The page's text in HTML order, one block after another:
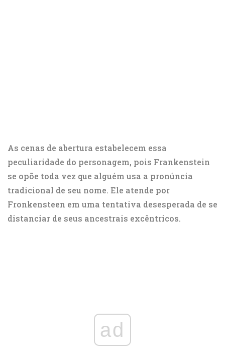
As cenas de abertura estabelecem essa
peculiaridade do personagem, pois Frankenstein
se opõe toda vez que alguém usa a pronúncia
tradicional de seu nome. Ele atende por
Fronkensteen em uma tentativa desesperada de se
distanciar de seus ancestrais excêntricos.
ad